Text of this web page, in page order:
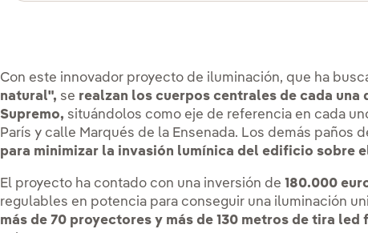
Con este innovador proyecto de iluminación, que ha
natural", se realzan los cuerpos centrales de cada una
Supremo, situándolos como eje de referencia en cada
París y calle Marqués de la Ensenada. Los demás paños
para minimizar la invasión lumínica del edificio sobre
El proyecto ha contado con una inversión de180.000
regulables en potencia para conseguir una iluminación
más de 70 proyectores y más de 130 metros de tira led